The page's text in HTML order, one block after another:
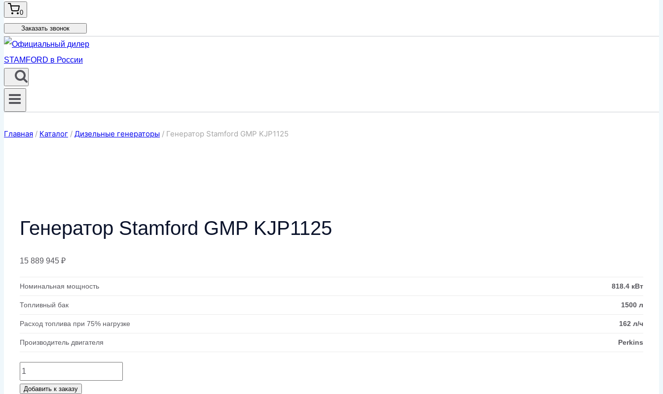
0
Заказать звонок
Главная / Каталог / Дизельные генераторы / Генератор Stamford GMP KJP1125
Генератор Stamford GMP KJP1125
15 889 945 ₽
Номинальная мощность 818.4 кВт
Топливный бак 1500 л
Расход топлива при 75% нагрузке 162 л/ч
Производитель двигателя Perkins
Количество
товара
Добавить к заказу